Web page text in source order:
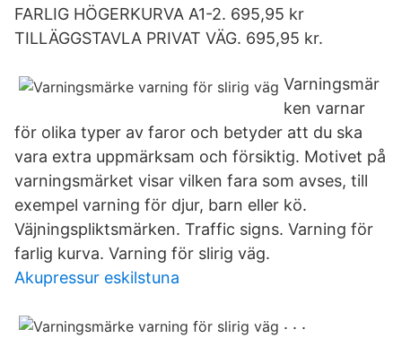
FARLIG HÖGERKURVA A1-2. 695,95 kr
TILLÄGGSTAVLA PRIVAT VÄG. 695,95 kr.
Varningsmär
ken varnar
för olika typer av faror och betyder att du ska
vara extra uppmärksam och försiktig. Motivet på
varningsmärket visar vilken fara som avses, till
exempel varning för djur, barn eller kö.
Väjningspliktsmärken. Traffic signs. Varning för
farlig kurva. Varning för slirig väg.
Akupressur eskilstuna
​. ​. ​.